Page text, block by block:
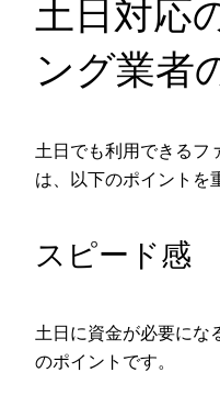
土日対応
ング業者
土日でも利用できるフ
は、以下のポイントを
スピード感
土日に資金が必要にな
のポイントです。